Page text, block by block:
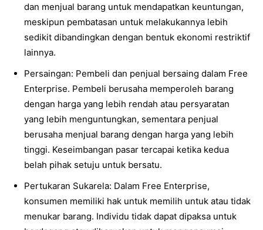
dan menjual barang untuk mendapatkan keuntungan,
meskipun pembatasan untuk melakukannya lebih
sedikit dibandingkan dengan bentuk ekonomi restriktif
lainnya.
Persaingan: Pembeli dan penjual bersaing dalam Free
Enterprise. Pembeli berusaha memperoleh barang
dengan harga yang lebih rendah atau persyaratan
yang lebih menguntungkan, sementara penjual
berusaha menjual barang dengan harga yang lebih
tinggi. Keseimbangan pasar tercapai ketika kedua
belah pihak setuju untuk bersatu.
Pertukaran Sukarela: Dalam Free Enterprise,
konsumen memiliki hak untuk memilih untuk atau tidak
menukar barang. Individu tidak dapat dipaksa untuk